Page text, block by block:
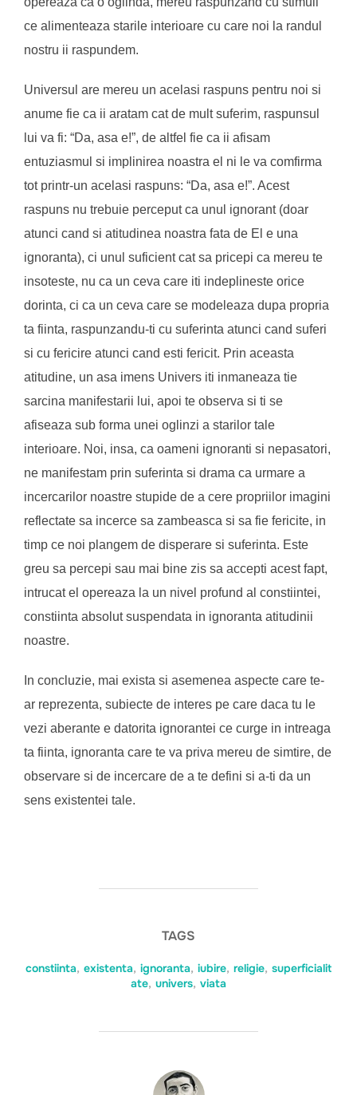
ce alimenteaza starile interioare cu care noi la randul
nostru ii raspundem.
Universul are mereu un acelasi raspuns pentru noi si
anume fie ca ii aratam cat de mult suferim, raspunsul
lui va fi: “Da, asa e!”, de altfel fie ca ii afisam
entuziasmul si implinirea noastra el ni le va comfirma
tot printr-un acelasi raspuns: “Da, asa e!”. Acest
raspuns nu trebuie perceput ca unul ignorant (doar
atunci cand si atitudinea noastra fata de El e una
ignoranta), ci unul suficient cat sa pricepi ca mereu te
insoteste, nu ca un ceva care iti indeplineste orice
dorinta, ci ca un ceva care se modeleaza dupa propria
ta fiinta, raspunzandu-ti cu suferinta atunci cand suferi
si cu fericire atunci cand esti fericit. Prin aceasta
atitudine, un asa imens Univers iti inmaneaza tie
sarcina manifestarii lui, apoi te observa si ti se
afiseaza sub forma unei oglinzi a starilor tale
interioare. Noi, insa, ca oameni ignoranti si nepasatori,
ne manifestam prin suferinta si drama ca urmare a
incercarilor noastre stupide de a cere propriilor imagini
reflectate sa incerce sa zambeasca si sa fie fericite, in
timp ce noi plangem de disperare si suferinta. Este
greu sa percepi sau mai bine zis sa accepti acest fapt,
intrucat el opereaza la un nivel profund al constiintei,
constiinta absolut suspendata in ignoranta atitudinii
noastre.
In concluzie, mai exista si asemenea aspecte care te-
ar reprezenta, subiecte de interes pe care daca tu le
vezi aberante e datorita ignorantei ce curge in intreaga
ta fiinta, ignoranta care te va priva mereu de simtire, de
observare si de incercare de a te defini si a-ti da un
sens existentei tale.
TAGS
constiinta, existenta, ignoranta, iubire, religie, superficialit
ate, univers, viata
POST AUTHOR